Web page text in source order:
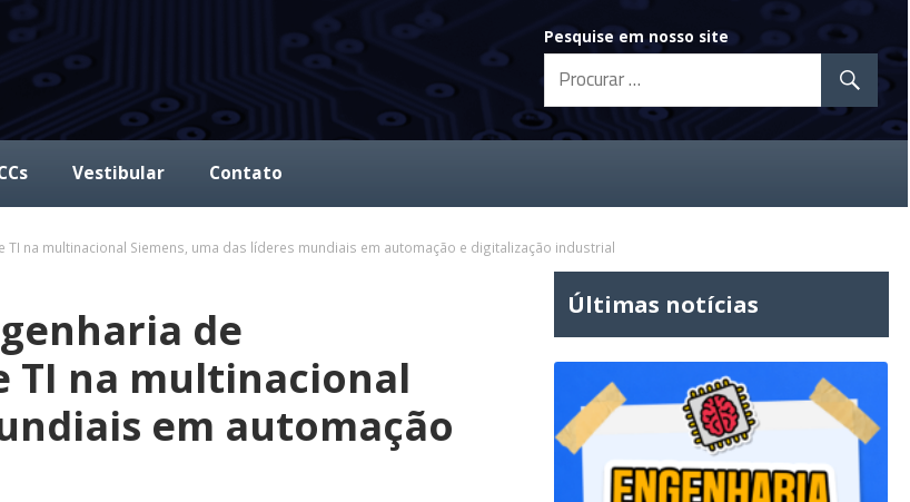
Pesquise em nosso site
Vestibular Contato
na multinacional Siemens, uma das líderes mundiais em automação e digitalização industrial
de
TI na multinacional
em automação
Últimas notícias